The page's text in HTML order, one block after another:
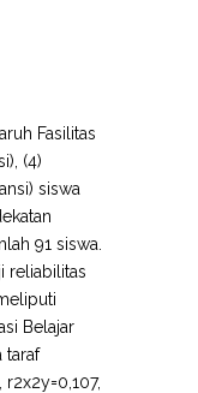
Fasilitas
(4)
siswa
91 siswa.
reliabilitas
Belajar
taraf